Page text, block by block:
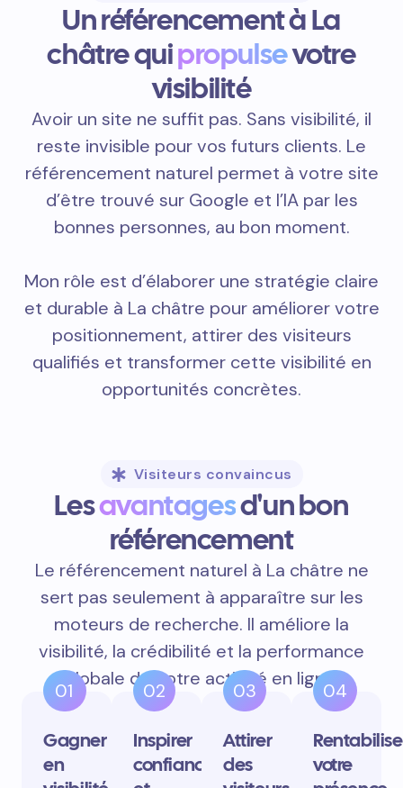
Un référencement à La
châtre quipropulsevotre
visibilité
Avoir un site ne suffit pas. Sans visibilité, il
reste invisible pour vos futurs clients. Le
référencement naturel permet à votre site
d’être trouvé sur Google et l’IA par les
bonnes personnes, au bon moment.
Mon rôle est d’élaborer une stratégie claire
et durable à La châtre pour améliorer votre
positionnement, attirer des visiteurs
qualifiés et transformer cette visibilité en
opportunités concrètes.
Visiteurs convaincus
Lesavantagesd'un bon
référencement
Le référencement naturel à La châtre ne
sert pas seulement à apparaître sur les
moteurs de recherche. Il améliore la
visibilité, la crédibilité et la performance
globale de votre activité en ligne.
01
Gagner
en
02
Inspirer
confiance
03
Attirer
des
04
votre